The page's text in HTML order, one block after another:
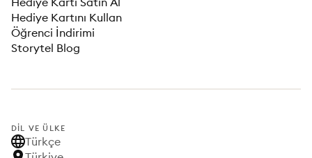
Hediye Kartını Kullan
Öğrenci İndirimi
Storytel Blog
DIL VE ÜLKE
Türkçe